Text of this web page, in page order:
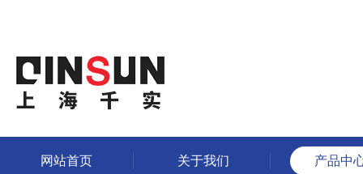
网站首页 关于我们 产品中